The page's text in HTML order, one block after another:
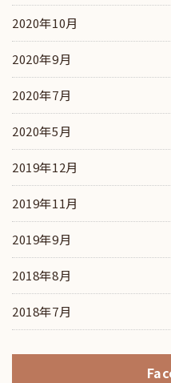
2020年10月
2020年9月
2020年7月
2020年5月
2019年12月
2019年11月
2019年9月
2018年8月
2018年7月